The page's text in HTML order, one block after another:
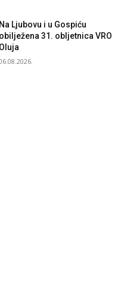
Na Ljubovu i u Gospiću
obilježena 31. obljetnica VRO
Oluja